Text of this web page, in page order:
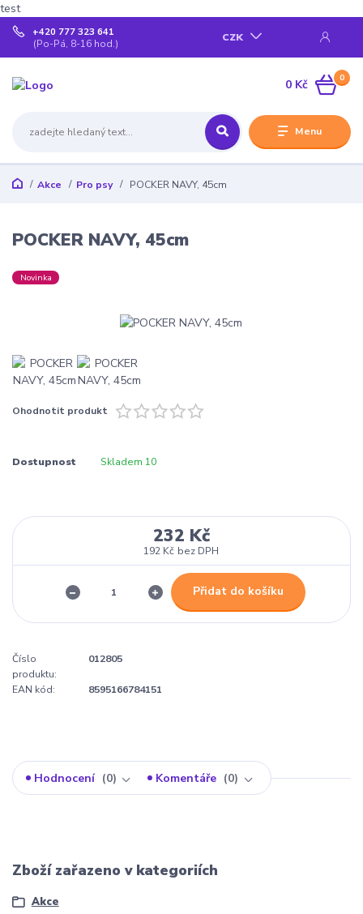
test
Menu
CZK
+420 777 323 641
(Po-Pá, 8-16 hod.)
0
0 Kč
Akce Pro psy POCKER NAVY, 45cm
POCKER NAVY, 45cm
Novinka
Ohodnotit produkt
Dostupnost Skladem 10
232 Kč
192 Kč bez DPH
Přidat do košíku
Číslo
produktu:
012805
EAN kód: 8595166784151
Hodnocení 0 Komentáře 0
Zboží zařazeno v kategoriích
Akce